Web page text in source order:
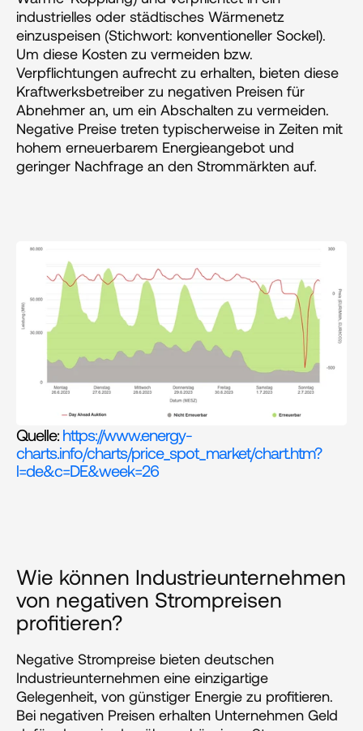
industrielles oder städtisches Wärmenetz
einzuspeisen (Stichwort: konventioneller Sockel).
Um diese Kosten zu vermeiden bzw.
Verpflichtungen aufrecht zu erhalten, bieten diese
Kraftwerksbetreiber zu negativen Preisen für
Abnehmer an, um ein Abschalten zu vermeiden.
Negative Preise treten typischerweise in Zeiten mit
hohem erneuerbarem Energieangebot und
geringer Nachfrage an den Strommärkten auf.
Quelle: https://www.energy-
charts.info/charts/price_spot_market/chart.htm?
l=de&c=DE&week=26
Wie können Industrieunternehmen
von negativen Strompreisen
profitieren?
Negative Strompreise bieten deutschen
Industrieunternehmen eine einzigartige
Gelegenheit, von günstiger Energie zu profitieren.
Bei negativen Preisen erhalten Unternehmen Geld